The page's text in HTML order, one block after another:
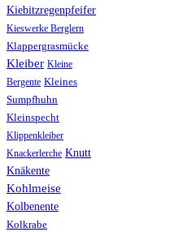
Kiebitzregenpfeifer
Kieswerke Berglern
Klappergrasmücke
Kleiber Kleine
Bergente Kleines
Sumpfhuhn
Kleinspecht
Klippenkleiber
Knackerlerche Knutt
Knäkente
Kohlmeise
Kolbenente
Kolkrabe